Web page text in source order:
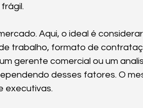
Aqui, o ideal é
trabalho, formato de
gerente comercial ou um
desses fatores. O
executivas.